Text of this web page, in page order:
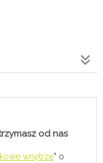
od nas
wnętrze" o